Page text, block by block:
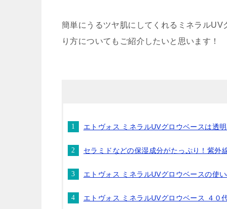
簡単にうるツヤ肌にしてくれるミネラル
り方についてもご紹介したいと思います！
エトヴォス ミネラルUVグロウベースは透
セラミドなどの保湿成分がたっぷり！紫外
エトヴォス ミネラルUVグロウベースの使
エトヴォス ミネラルUVグロウベース ４０